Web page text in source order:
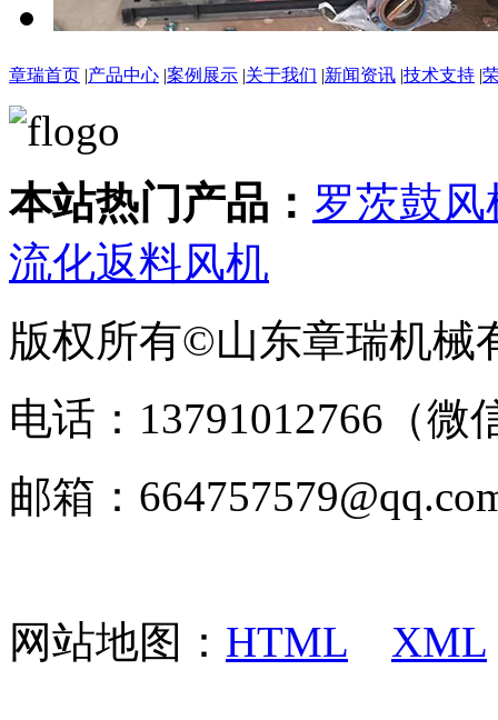
章瑞首页 |产品中心 |案例展示 |关于我们 |新闻资讯 |技术支持 |
本站热门产品： 罗茨鼓风
流化返料风机
版权所有©山东章瑞机械
电话：13791012766（
邮箱：
网站地图： HTML XML